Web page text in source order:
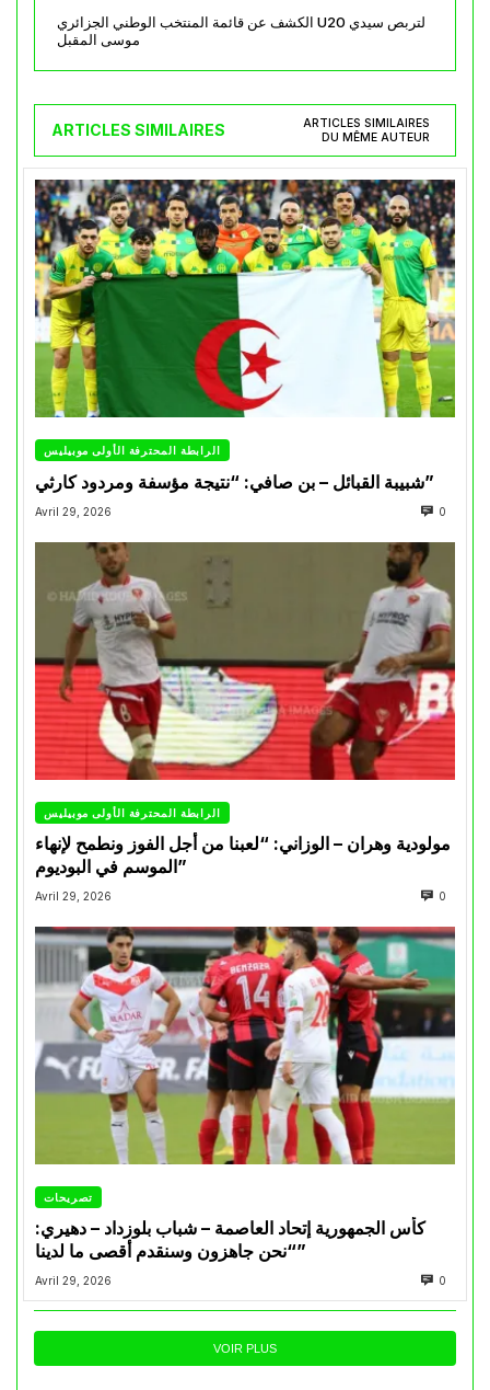
الكشف عن قائمة المنتخب الوطني الجزائري U20 لتربص سيدي
موسى المقبل
ARTICLES SIMILAIRES
ARTICLES SIMILAIRES
DU MÊME AUTEUR
الرابطة المحترفة الأولى موبيليس
شبيبة القبائل – بن صافي: “نتيجة مؤسفة ومردود كارثي”
Avril 29, 2026 0
الرابطة المحترفة الأولى موبيليس
مولودية وهران – الوزاني: “لعبنا من أجل الفوز ونطمح لإنهاء
الموسم في البوديوم”
Avril 29, 2026 0
تصريحات
كأس الجمهورية إتحاد العاصمة – شباب بلوزداد – دهيري:
“نحن جاهزون وسنقدم أقصى ما لدينا”
Avril 29, 2026 0
VOIR PLUS